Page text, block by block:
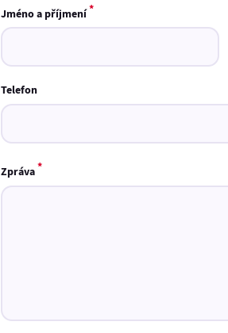
Jméno a příjmení*
Telefon
Zpráva*